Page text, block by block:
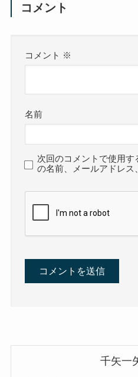
コメント
コメント ※
名前
次回のコメントで使用
の名前、メールアドレス
千矢一